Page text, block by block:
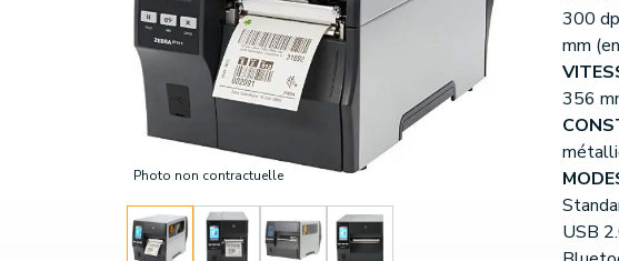
Photo non contractuelle
300
mm
356
USB